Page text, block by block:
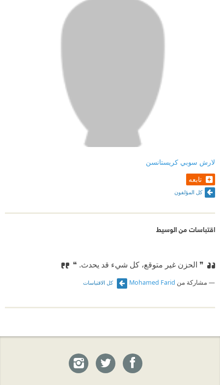
لارش سوبي كريستانسن
تابعه
كل المؤلفون
اقتباسات من الوسيط
❞ الحزن غير متوقع، كل شيء قد يحدث. ❝
مشاركة من Mohamed Farid كل الاقتباسات